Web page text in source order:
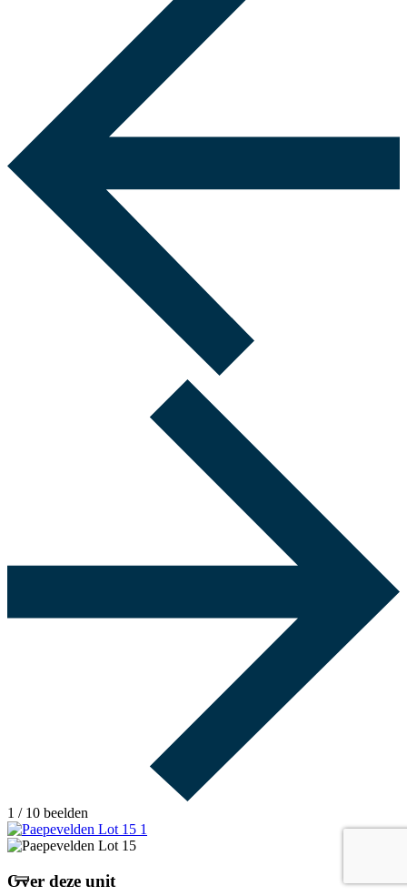
1 / 10 beelden
Over deze unit